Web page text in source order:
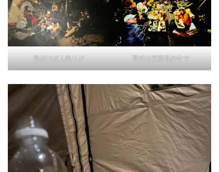
気付けば人集りが 最後は宴開幕の中で